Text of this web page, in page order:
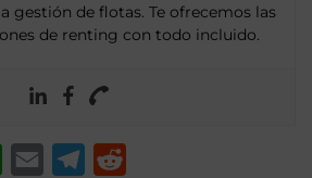
gestión de flotas. Te ofrecemos las
de renting con todo incluido.
WhatsApp
Email Telegram